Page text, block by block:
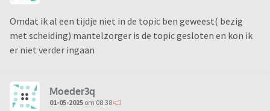
Omdat ik al een tijdje niet in de topic ben geweest( bezig
met scheiding) mantelzorger is de topic gesloten en kon ik
er niet verder ingaan
Moeder3q
01-05-2025 om 08:38